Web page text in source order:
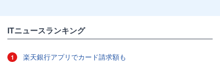
ITニュースランキング
1 楽天銀行アプリでカード請求額も